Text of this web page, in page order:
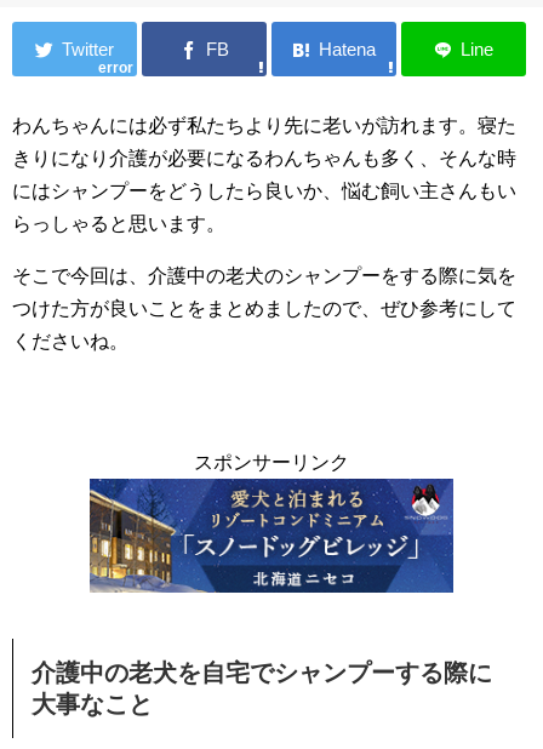
error
わんちゃんには必ず私たちより先に老いが訪れます。寝た
きりになり介護が必要になるわんちゃんも多く、そんな時
にはシャンプーをどうしたら良いか、悩む飼い主さんもい
らっしゃると思います。
そこで今回は、介護中の老犬のシャンプーをする際に気を
つけた方が良いことをまとめましたので、ぜひ参考にして
くださいね。
スポンサーリンク
介護中の老犬を自宅でシャンプーする際に
大事なこと